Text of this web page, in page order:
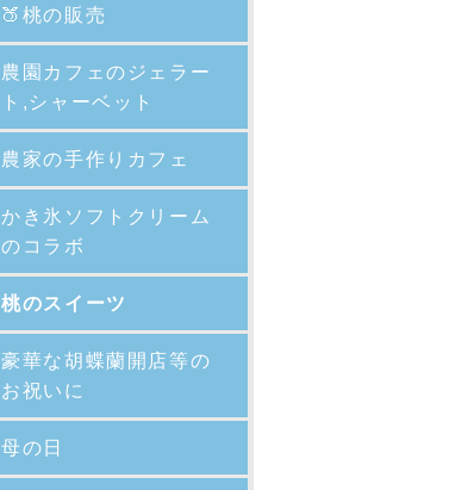
🍑 桃の販売
農園カフェのジェラー
ト,シャーベット
農家の手作りカフェ
かき氷ソフトクリーム
のコラボ
桃のスイーツ
豪華な胡蝶蘭開店等の
お祝いに
母の日